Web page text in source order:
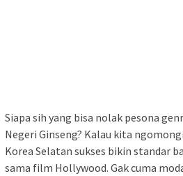
Siapa sih yang bisa nolak pesona
Negeri Ginseng? Kalau kita
Korea Selatan sukses bikin standar
sama film Hollywood. Gak cuma